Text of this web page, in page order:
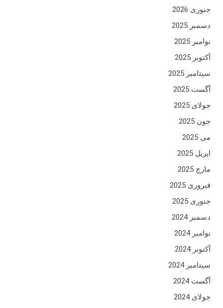
جنوری 2026
دسمبر 2025
نوامبر 2025
آکتوبر 2025
سپتامبر 2025
آگست 2025
جولای 2025
جون 2025
می 2025
اپریل 2025
مارچ 2025
فبروری 2025
جنوری 2025
دسمبر 2024
نوامبر 2024
آکتوبر 2024
سپتامبر 2024
آگست 2024
جولای 2024